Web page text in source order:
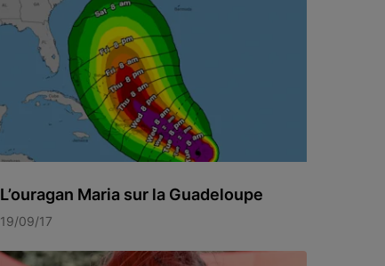
L’ouragan Maria sur la Guadeloupe
19/09/17